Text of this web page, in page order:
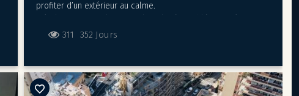
profiter d’un extérieur au calme.
équipé : canapé-lit, cuisine aménagée, salle de bains en
Une grande cave est incluse.
Usage mixte possible, en habitation ou en bureau.
311 352 Jours